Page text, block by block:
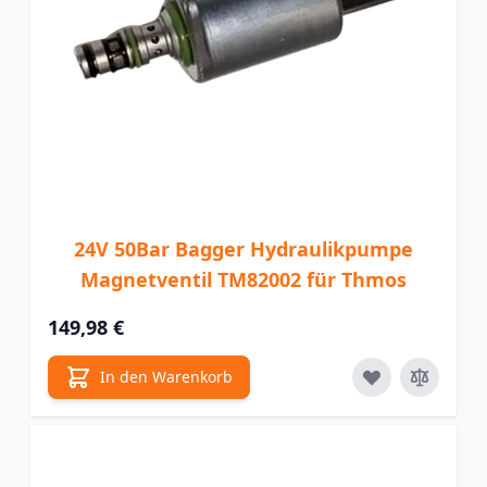
24V 50Bar Bagger Hydraulikpumpe
Magnetventil TM82002 für Thmos
149,98 €
In den Warenkorb